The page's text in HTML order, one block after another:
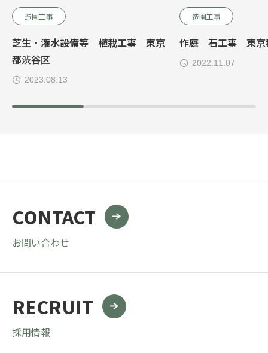
造園工事
芝生・潅水設備等 植栽工事 東京
都渋谷区
2023.08.13
造園工事
作庭 石工事 東京
2022.11.07
CONTACT
お問い合わせ
RECRUIT
採用情報